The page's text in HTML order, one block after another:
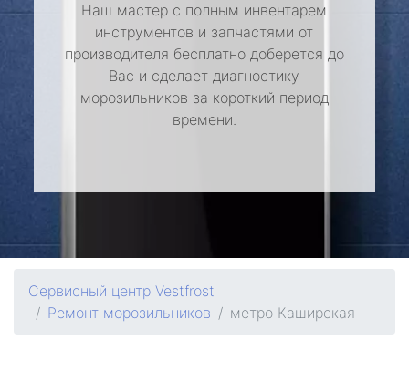
Наш мастер с полным инвентарем
инструментов и запчастями от
производителя бесплатно доберется до
Вас и сделает диагностику
морозильников за короткий период
времени.
Сервисный центр Vestfrost
Ремонт морозильников
метро Каширская